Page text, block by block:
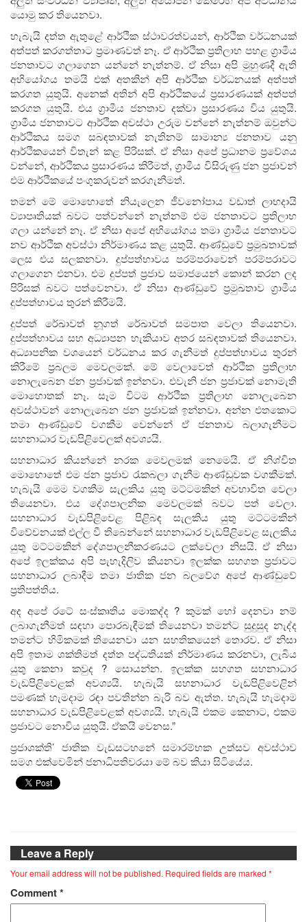
යොමු කර තියෙනවා.
හැබැයි දත්ත ඇතුළේ ආර්ථික ස්ථාවරත්වයන්, ආර්ථික වර්ධනයක්
අත්පත් කරගත්තාට ප්‍රමාණවත් නෑ. ඒ ආර්ථික ප්‍රතිලාභ පහළ ග්‍රාමීය
ජනතාවට ගලාගෙන යන්නේ නැත්නම්. ඒ නිසා අපි මුහුණදී ඇති
අභියෝගය තමයි එක් අතකින් අපි ආර්ථික වර්ධනයක් අත්පත්
කරගත යුතුයි. අනෙක් අතින් අපි ආර්ථිකයේ ප්‍රසාරණයක් අත්පත්
කරගත යුතුයි. එය ග්‍රාමීය ජනතාව දක්වා ප්‍රසාරණය විය යුතුයි.
ග්‍රාමීය ජනතාවට ආර්ථික අවස්ථා උරුම වන්නේ නැත්නම් ඔවුන්ට
ආර්ථිකය සමග සබඳතාවක් නැතිනම් සාමාන්‍ය ජනතාව යනු
ආර්ථිකයෙන් විතැන් කළ පිරිසක්. ඒ නිසා අපේ ප්‍රධානම ප්‍රවේශය
වන්නේ, ආර්ථිකය ප්‍රසාරණය කිරීමත්, ග්‍රාමීය විසිරුණු ජන ප්‍රජාවන්
එම ආර්ථිකයේ පංගුකරුවන් කරගැනීමත්.
තමන් මේ මොහොතේ නියැලෙන ජීවනෝපාය වඩාත් ලාභදායි
ව්‍යාපෘතියක් බවට පත්වන්නේ නැත්නම් එම ජනතාවට ප්‍රතිලාභ
ගලා යන්නේ නෑ. ඒ නිසා අපේ අභියෝගය තමා ග්‍රාමීය ජනතාවට
නව ආර්ථික අවස්ථා නිර්මාණය කළ යුතුයි. ආණ්ඩුවේ ප්‍රමුඛතාවක්
ලෙස එය සලකනවා. දුප්පත්භාවය පරම්පරාවෙන් පරම්පරාවට
ගලාගෙන එනවා. එම දුප්පත් ප්‍රජාව සමාජයෙන් කොන් කරන ලද
පිරිසක් බවට පත්වෙනවා. ඒ නිසා ආණ්ඩුවේ ප්‍රමුඛතාව ග්‍රාමීය
දුප්පත්භාවය තුරන් කිරීමයි.
දුප්පත් රේඛාවත් නූගත් රේඛාවත් සමපාත වෙලා තියෙනවා.
දුප්පත්භාවය සහ අධ්‍යාපන හැකියාව අතර සබඳතාවක් තියෙනවා.
අධ්‍යාපනික වශයෙන් වර්ධනය කර ගැනීමත් දුප්පත්භාවය තුරන්
කිරීමේ ප්‍රබලම මෙවලමක්. මේ වෙලාවෙත් ආර්ථික ප්‍රතිලාභ
නොලැබෙන ජන ප්‍රජාවක් ඉන්නවා. එවැනි ජන ප්‍රජාවක් නොමැති
මොහොතක් නෑ. සෑම විටම ආර්ථික ප්‍රතිලාභ නොලැබෙන
අවස්ථාවන් නොලැබෙන ජන ප්‍රජාවක් ඉන්නවා. අන්න එතකොට
තමා ආණ්ඩුවේ වගකීම වෙන්නේ ඒ ජනතාව බලාගැනීමට
සහනාධාර වැඩපිළිවෙලක් අවශ්‍යයි.
සහනාධාර කියන්නේ නරක මෙවලමක් නෙමෙයි. ඒ නිශ්චිත
මොහොතේ එම ජන ප්‍රජාව රැකබලා ගැනීම ආණ්ඩුවක වගකීමක්.
හැබැයි මෙම වගකීම සැලකිය යුතු මට්ටමකින් අවභාවිත වෙලා
තියෙනවා. එය දේශපාලනික මෙවලමක් බවට පත් වෙලා.
සහනාධාර වැඩපිළිවෙළ පිළිබඳ සැලකිය යුතු මට්ටමකින්
විවේචනයක් එල්ල වී තිබෙන්නේ සහනාධාර වැඩපිළිවෙළ සැලකිය
යුතු මට්ටමකින් දේශපාලනීකරණයට ලක්වෙලා නිසයි. ඒ නිසා
අපේ ඉලක්කය අපි පැහැදිලිව කියනවා ඉලක්ක සහගත ප්‍රජාවට
සහනාධාර ලබාදීම තමා ජාතික ජන බලවේග අපේ ආණ්ඩුවේ
ප්‍රතිපත්තිය.
අද අපේ රටේ සංස්කෘතිය මොකද්ද ? කුමක් හෝ දෙනවා නම්
ලබාගැනීමත් සඳහා පොරබැඳීමක් තියෙනවා තමන්ට සුදුසුද නැද්ද
තමන්ට හිමිකමක් තියෙනවා යන සහතිකයෙන් තොරව. ඒ නිසා
අපි ඉතාම ශක්තිමත් දත්ත පද්ධතියක් නිර්මාණය කරනවා, ලැබිය
යුතු කෙනා කවුද ? සොයන්න. ඉලක්ක සහගත සහනාධාර
වැඩපිළිවෙළක් අවශ්‍යයි. හැබැයි සහනාධාර වැඩපිළිවෙළින්
පමණක් හැමදාම රඳා පවතින්න බැරි බව ඇත්ත. හැබැයි හැමදාම
සහනාධාර වැඩපිළිවෙළක් අවශ්‍යයි. හැබැයි එකම කෙනාට, එකම
ප්‍රජාවට නොවිය යුතුයි. ඒකයි වෙනස.”
ප්‍රජාශක්ති’ ජාතික වැඩසටහනේ සමාරම්භක උත්සව අවස්ථාව
සමග එක්වෙමින් ජනාධිපතිවරයා මේ බව කියා සිටියේය.
Leave a Reply
Your email address will not be published. Required fields are marked *
Comment*